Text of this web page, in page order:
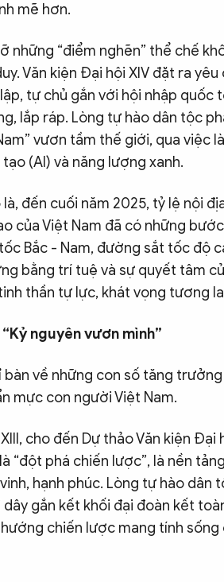
mẽ hơn.
những “điểm nghẽn” thể chế
Văn kiện Đại hội XIV đặt ra
tự chủ gắn với hội nhập quốc
lắp ráp. Lòng tự hào dân tộc
vươn tầm thế giới, qua việc
(AI) và năng lượng xanh.
đến cuối năm 2025, tỷ lệ nội
của Việt Nam đã có những
Bắc - Nam, đường sắt tốc độ
bằng trí tuệ và sự quyết tâm
thần tự lực, khát vọng tương
nguyên vươn mình”
bàn về những con số tăng
mực con người Việt Nam.
cho đến Dự thảo Văn kiện Đại
“đột phá chiến lược”, là nền
hạnh phúc. Lòng tự hào dân
dây gắn kết khối đại đoàn kết
chiến lược mang tính